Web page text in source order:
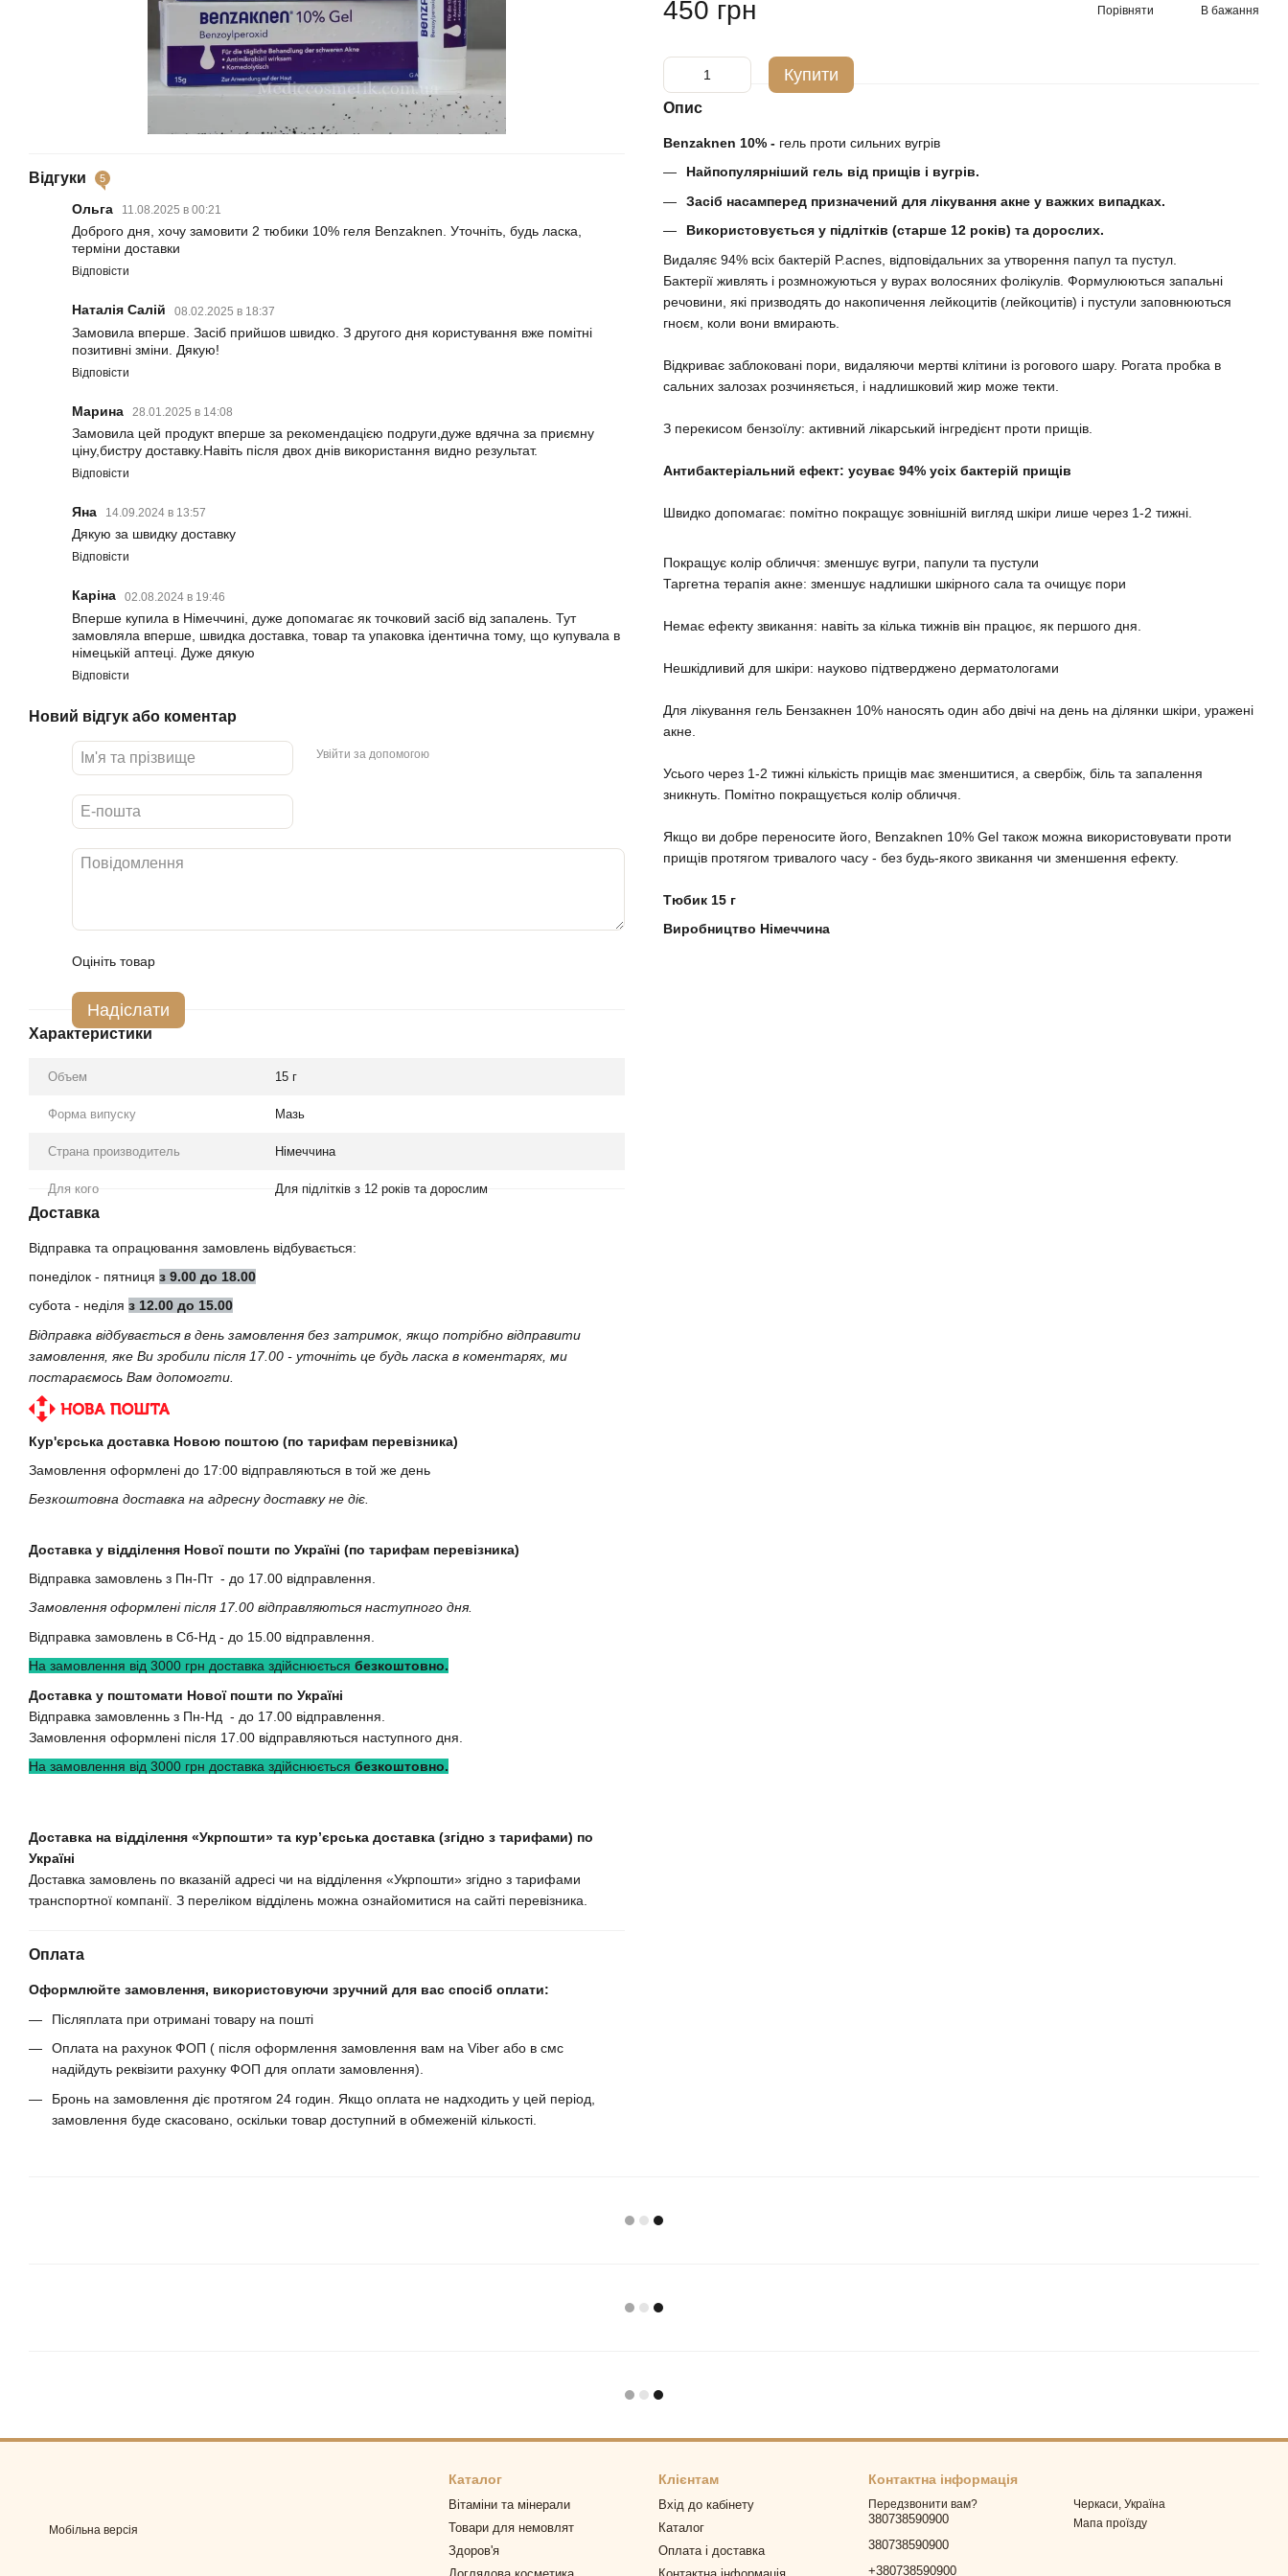
Відгуки 5
Ольга 11.08.2025 в 00:21
Доброго дня, хочу замовити 2 тюбики 10% геля Benzaknen. Уточніть, будь ласка,
терміни доставки
Відповісти
Наталія Салій 08.02.2025 в 18:37
Замовила вперше. Засіб прийшов швидко. З другого дня користування вже помітні
позитивні зміни. Дякую!
Відповісти
Марина 28.01.2025 в 14:08
Замовила цей продукт вперше за рекомендацією подруги,дуже вдячна за приємну
ціну,бистру доставку.Навіть після двох днів використання видно результат.
Відповісти
Яна 14.09.2024 в 13:57
Дякую за швидку доставку
Відповісти
Каріна 02.08.2024 в 19:46
Вперше купила в Німеччині, дуже допомагає як точковий засіб від запалень. Тут
замовляла вперше, швидка доставка, товар та упаковка ідентична тому, що купувала в
німецькій аптеці. Дуже дякую
Відповісти
Новий відгук або коментар
Увійти за допомогою
Оцініть товар
Надіслати
Характеристики
Объем 15 г
Форма випуску Мазь
Страна производитель Німеччина
Для кого Для підлітків з 12 років та дорослим
Доставка
Відправка та опрацювання замовлень відбувається:
понеділок - пятниця з 9.00 до 18.00
субота - неділя з 12.00 до 15.00
Відправка відбувається в день замовлення без затримок, якщо потрібно відправити
замовлення, яке Ви зробили після 17.00 - уточніть це будь ласка в коментарях, ми
постараємось Вам допомогти.
Кур'єрська доставка Новою поштою (по тарифам перевізника)
Замовлення оформлені до 17:00 відправляються в той же день
Безкоштовна доставка на адресну доставку не діє.
Доставка у відділення Нової пошти по Україні (по тарифам перевізника)
Відправка замовлень з Пн-Пт - до 17.00 відправлення.
Замовлення оформлені після 17.00 відправляються наступного дня.
Відправка замовлень в Сб-Нд - до 15.00 відправлення.
На замовлення від 3000 грн доставка здійснюється безкоштовно.
Доставка у поштомати Нової пошти по Україні
Відправка замовленнь з Пн-Нд - до 17.00 відправлення.
Замовлення оформлені після 17.00 відправляються наступного дня.
На замовлення від 3000 грн доставка здійснюється безкоштовно.
Доставка на відділення «Укрпошти» та кур’єрська доставка (згідно з тарифами) по
Україні
Доставка замовлень по вказаній адресі чи на відділення «Укрпошти» згідно з тарифами
транспортної компанії. З переліком відділень можна ознайомитися на сайті перевізника.
Оплата
Оформлюйте замовлення, використовуючи зручний для вас спосіб оплати:
Післяплата при отримані товару на пошті
Оплата на рахунок ФОП ( після оформлення замовлення вам на Viber або в смс
надійдуть реквізити рахунку ФОП для оплати замовлення).
Бронь на замовлення діє протягом 24 годин. Якщо оплата не надходить у цей період,
замовлення буде скасовано, оскільки товар доступний в обмеженій кількості.
450 грн Порівняти В бажання
Купити
Опис
Benzaknen 10% - гель проти сильних вугрів
Найпопулярніший гель від прищів і вугрів.
Засіб насамперед призначений для лікування акне у важких випадках.
Використовується у підлітків (старше 12 років) та дорослих.
Видаляє 94% всіх бактерій P.acnes, відповідальних за утворення папул та пустул.
Бактерії живлять і розмножуються у вурах волосяних фолікулів. Формулюються запальні
речовини, які призводять до накопичення лейкоцитів (лейкоцитів) і пустули заповнюються
гноєм, коли вони вмирають.
Відкриває заблоковані пори, видаляючи мертві клітини із рогового шару. Рогата пробка в
сальних залозах розчиняється, і надлишковий жир може текти.
З перекисом бензоїлу: активний лікарський інгредієнт проти прищів.
Антибактеріальний ефект: усуває 94% усіх бактерій прищів
Швидко допомагає: помітно покращує зовнішній вигляд шкіри лише через 1-2 тижні.
Покращує колір обличчя: зменшує вугри, папули та пустули
Таргетна терапія акне: зменшує надлишки шкірного сала та очищує пори
Немає ефекту звикання: навіть за кілька тижнів він працює, як першого дня.
Нешкідливий для шкіри: науково підтверджено дерматологами
Для лікування гель Бензакнен 10% наносять один або двічі на день на ділянки шкіри, уражені
акне.
Усього через 1-2 тижні кількість прищів має зменшитися, а свербіж, біль та запалення
зникнуть. Помітно покращується колір обличчя.
Якщо ви добре переносите його, Benzaknen 10% Gel також можна використовувати проти
прищів протягом тривалого часу - без будь-якого звикання чи зменшення ефекту.
Тюбик 15 г
Виробництво Німеччина
Мобільна версія
Каталог
Вітаміни та мінерали
Товари для немовлят
Здоров'я
Клієнтам
Вхід до кабінету
Каталог
Оплата і доставка
Контактна інформація
Передзвонити вам?
380738590900
380738590900
+380738590900
Черкаси, Україна
Мапа проїзду